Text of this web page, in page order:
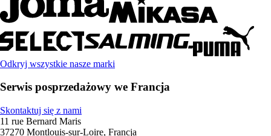
Odkryj wszystkie nasze marki
Serwis posprzedażowy we Francja
Skontaktuj się z nami
11 rue Bernard Maris
37270 Montlouis-sur-Loire, Francja